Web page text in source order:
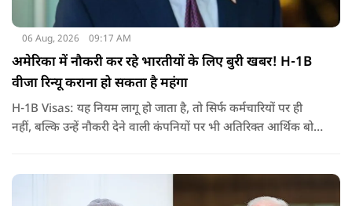
06 Aug, 2026 09:17 AM
अमेरिका में नौकरी कर रहे भारतीयों के लिए बुरी खबर! H-1B
वीजा रिन्यू कराना हो सकता है महंगा
H-1B Visas: यह नियम लागू हो जाता है, तो सिर्फ कर्मचारियों पर ही
नहीं, बल्कि उन्हें नौकरी देने वाली कंपनियों पर भी अतिरिक्त आर्थिक बोझ
वीजा का समय-समय पर नवीनीकरण कराते हैं.